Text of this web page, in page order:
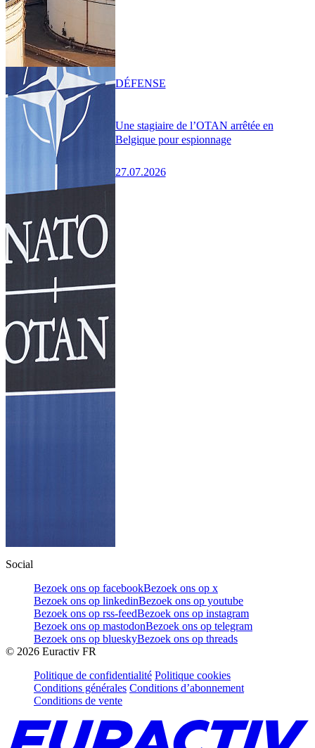
Une stagiaire de l’OTAN arrêtée en
Belgique pour espionnage
27.07.2026
DÉFENSE
Social
Bezoek ons op facebookBezoek ons op x
Bezoek ons op linkedinBezoek ons op youtube
Bezoek ons op rss-feedBezoek ons op instagram
Bezoek ons op mastodonBezoek ons op telegram
Bezoek ons op blueskyBezoek ons op threads
© 2026 Euractiv FR
Politique de confidentialité Politique cookies
Conditions générales Conditions d’abonnement
Conditions de vente